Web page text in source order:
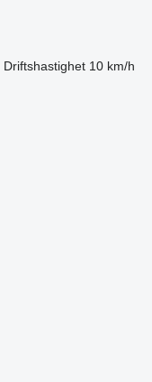
Driftshastighet 10 km/h